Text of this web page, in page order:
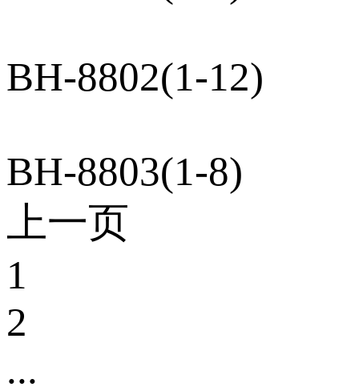
BH-8802(1-12)
BH-8803(1-8)
上一页
1
2
...